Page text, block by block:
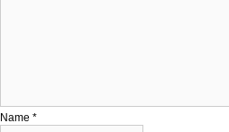
Name *